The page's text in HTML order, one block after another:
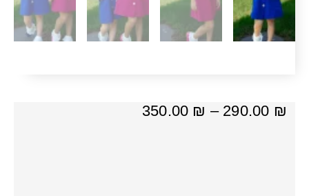
290.00 ₪
–
350.00 ₪